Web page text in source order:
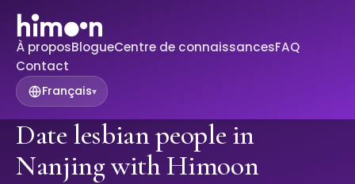
À proposBlogueCentre de connaissancesFAQ
Contact
Français▾
Date lesbian people in
Nanjing with Himoon